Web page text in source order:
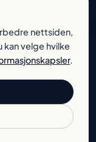
gir ikke individuell
samarbeidsbank
936 286 690
nettsiden,
kan velge hvilke
.